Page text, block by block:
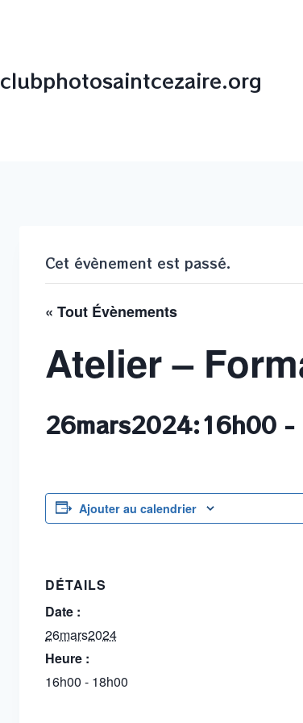
clubphotosaintcezaire.org
Cet évènement est passé.
« Tout Évènements
Atelier –
26mars2024:16h00 -
Ajouter au calendrier
DÉTAILS
Date :
26mars2024
Heure :
16h00 - 18h00